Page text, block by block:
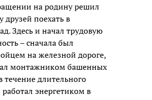
на родину решил
друзей поехать в
Здесь и начал трудовую
– сначала был
на железной дороге,
монтажником башенных
течение длительного
энергетиком в